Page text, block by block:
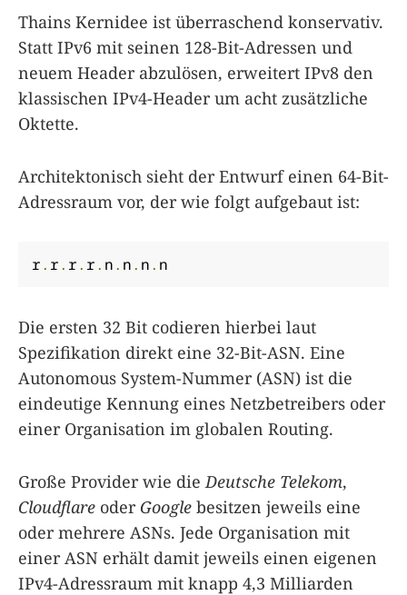
Thains Kernidee ist überraschend konservativ.
Statt IPv6 mit seinen 128-Bit-Adressen und
neuem Header abzulösen, erweitert IPv8 den
klassischen IPv4-Header um acht zusätzliche
Oktette.
Architektonisch sieht der Entwurf einen 64-Bit-
Adressraum vor, der wie folgt aufgebaut ist:
r. r. r. r. n. n. n. n
Die ersten 32 Bit codieren hierbei laut
Spezifikation direkt eine 32-Bit-ASN. Eine
Autonomous System-Nummer (ASN) ist die
eindeutige Kennung eines Netzbetreibers oder
einer Organisation im globalen Routing.
Große Provider wie die Deutsche Telekom,
Cloudflare oder Google besitzen jeweils eine
oder mehrere ASNs. Jede Organisation mit
einer ASN erhält damit jeweils einen eigenen
IPv4-Adressraum mit knapp 4,3 Milliarden